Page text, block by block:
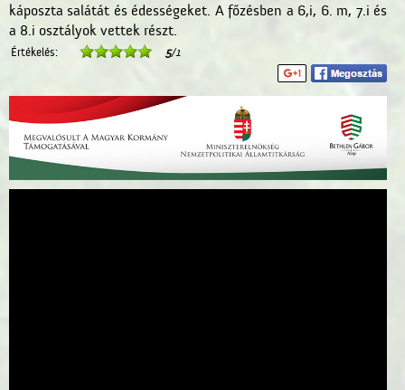
káposzta salátát és édességeket. A főzésben a 6,i, 6. m, 7.i és
a 8.i osztályok vettek részt.
Értékelés: 5/1